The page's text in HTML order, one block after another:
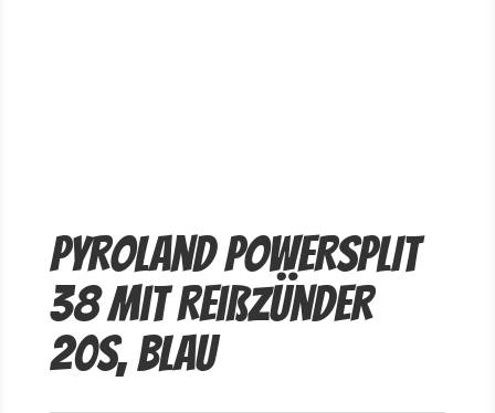
Pyroland POWERSPLIT
38 mit Reißzünder
20s, Blau